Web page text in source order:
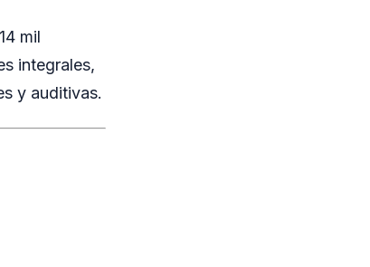
mil
integrales,
y auditivas.